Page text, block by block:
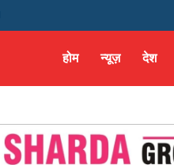
होम न्यूज़ देश